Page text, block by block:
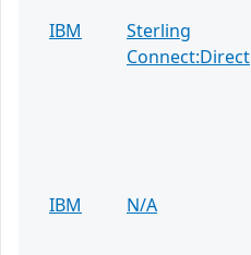
IBM
Sterling
Connect:Direct
IBM
N/A